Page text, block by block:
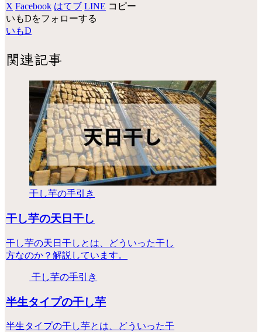
X Facebook はてブ LINE コピー
いもDをフォローする
いもD
関連記事
干し芋の手引き
干し芋の天日干し
干し芋の天日干しとは、どういった干し
方なのか？解説しています。
干し芋の手引き
半生タイプの干し芋
半生タイプの干し芋とは、どういった干